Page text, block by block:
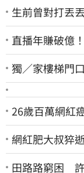
生前曾對打丟
直播年賺破億
獨／家樓梯門
26歲百萬網紅
網紅肥大叔猝
田路路窮困